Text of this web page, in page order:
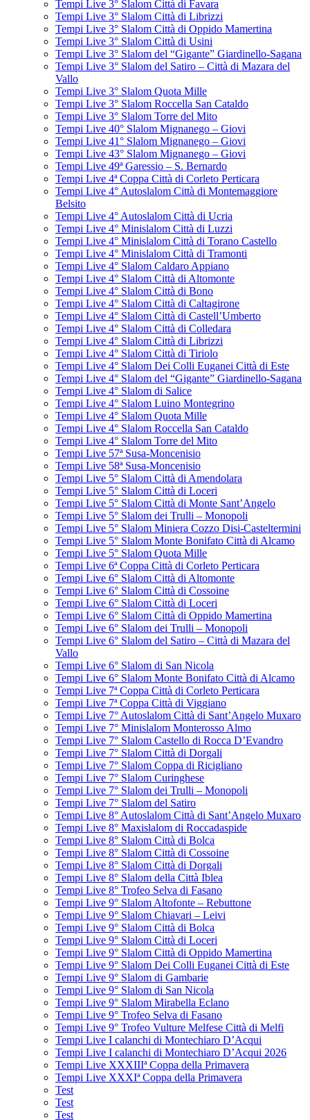
Tempi Live 3° Slalom Città di Favara
Tempi Live 3° Slalom Città di Librizzi
Tempi Live 3° Slalom Città di Oppido Mamertina
Tempi Live 3° Slalom Città di Usini
Tempi Live 3° Slalom del “Gigante” Giardinello-Sagana
Tempi Live 3° Slalom del Satiro – Città di Mazara del
Vallo
Tempi Live 3° Slalom Quota Mille
Tempi Live 3° Slalom Roccella San Cataldo
Tempi Live 3° Slalom Torre del Mito
Tempi Live 40° Slalom Mignanego – Giovi
Tempi Live 41° Slalom Mignanego – Giovi
Tempi Live 43° Slalom Mignanego – Giovi
Tempi Live 49ª Garessio – S. Bernardo
Tempi Live 4ª Coppa Città di Corleto Perticara
Tempi Live 4° Autoslalom Città di Montemaggiore
Belsito
Tempi Live 4° Autoslalom Città di Ucria
Tempi Live 4° Minislalom Città di Luzzi
Tempi Live 4° Minislalom Città di Torano Castello
Tempi Live 4° Minislalom Città di Tramonti
Tempi Live 4° Slalom Caldaro Appiano
Tempi Live 4° Slalom Città di Altomonte
Tempi Live 4° Slalom Città di Bono
Tempi Live 4° Slalom Città di Caltagirone
Tempi Live 4° Slalom Città di Castell’Umberto
Tempi Live 4° Slalom Città di Colledara
Tempi Live 4° Slalom Città di Librizzi
Tempi Live 4° Slalom Città di Tiriolo
Tempi Live 4° Slalom Dei Colli Euganei Città di Este
Tempi Live 4° Slalom del “Gigante” Giardinello-Sagana
Tempi Live 4° Slalom di Salice
Tempi Live 4° Slalom Luino Montegrino
Tempi Live 4° Slalom Quota Mille
Tempi Live 4° Slalom Roccella San Cataldo
Tempi Live 4° Slalom Torre del Mito
Tempi Live 57ª Susa-Moncenisio
Tempi Live 58ª Susa-Moncenisio
Tempi Live 5° Slalom Città di Amendolara
Tempi Live 5° Slalom Città di Loceri
Tempi Live 5° Slalom Città di Monte Sant’Angelo
Tempi Live 5° Slalom dei Trulli – Monopoli
Tempi Live 5° Slalom Miniera Cozzo Disi-Casteltermini
Tempi Live 5° Slalom Monte Bonifato Città di Alcamo
Tempi Live 5° Slalom Quota Mille
Tempi Live 6ª Coppa Città di Corleto Perticara
Tempi Live 6° Slalom Città di Altomonte
Tempi Live 6° Slalom Città di Cossoine
Tempi Live 6° Slalom Città di Loceri
Tempi Live 6° Slalom Città di Oppido Mamertina
Tempi Live 6° Slalom dei Trulli – Monopoli
Tempi Live 6° Slalom del Satiro – Città di Mazara del
Vallo
Tempi Live 6° Slalom di San Nicola
Tempi Live 6° Slalom Monte Bonifato Città di Alcamo
Tempi Live 7ª Coppa Città di Corleto Perticara
Tempi Live 7ª Coppa Città di Viggiano
Tempi Live 7° Autoslalom Città di Sant’Angelo Muxaro
Tempi Live 7° Minislalom Monterosso Almo
Tempi Live 7° Slalom Castello di Rocca D’Evandro
Tempi Live 7° Slalom Città di Dorgali
Tempi Live 7° Slalom Coppa di Ricigliano
Tempi Live 7° Slalom Curinghese
Tempi Live 7° Slalom dei Trulli – Monopoli
Tempi Live 7° Slalom del Satiro
Tempi Live 8° Autoslalom Città di Sant’Angelo Muxaro
Tempi Live 8° Maxislalom di Roccadaspide
Tempi Live 8° Slalom Città di Bolca
Tempi Live 8° Slalom Città di Cossoine
Tempi Live 8° Slalom Città di Dorgali
Tempi Live 8° Slalom della Città Iblea
Tempi Live 8° Trofeo Selva di Fasano
Tempi Live 9° Slalom Altofonte – Rebuttone
Tempi Live 9° Slalom Chiavari – Leivi
Tempi Live 9° Slalom Città di Bolca
Tempi Live 9° Slalom Città di Loceri
Tempi Live 9° Slalom Città di Oppido Mamertina
Tempi Live 9° Slalom Dei Colli Euganei Città di Este
Tempi Live 9° Slalom di Gambarie
Tempi Live 9° Slalom di San Nicola
Tempi Live 9° Slalom Mirabella Eclano
Tempi Live 9° Trofeo Selva di Fasano
Tempi Live 9° Trofeo Vulture Melfese Città di Melfi
Tempi Live I calanchi di Montechiaro D’Acqui
Tempi Live I calanchi di Montechiaro D’Acqui 2026
Tempi Live XXXIIIª Coppa della Primavera
Tempi Live XXXIª Coppa della Primavera
Test
Test
Test